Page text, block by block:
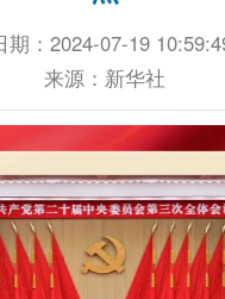
期：2024-07-19
来源：新华社